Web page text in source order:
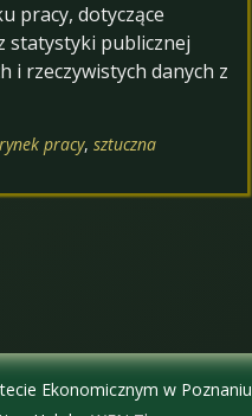
pracy, dotyczące
statystyki publicznej
i rzeczywistych danych z
rynek pracy, sztuczna
Ekonomicznym w Poznaniu